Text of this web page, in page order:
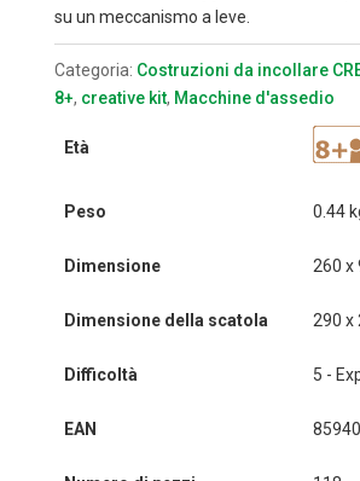
su un meccanismo a leve.
Categoria: Costruzioni da incollare
8+, creative kit, Macchine d'assedio
Età
Peso 0.44
Dimensione 260 x
Dimensione della scatola 290 x
Difficoltà 5 -
EAN